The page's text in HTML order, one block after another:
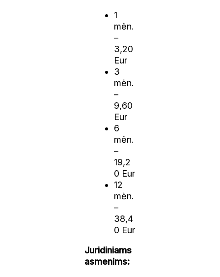
1
mėn.
–
3,20
Eur
3
mėn.
–
9,60
Eur
6
mėn.
–
19,2
0 Eur
12
mėn.
–
38,4
0 Eur
Juridiniams
asmenims: